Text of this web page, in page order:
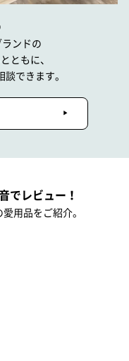
ンドの
ともに、
できます。
でレビュー！
愛用品をご紹介。